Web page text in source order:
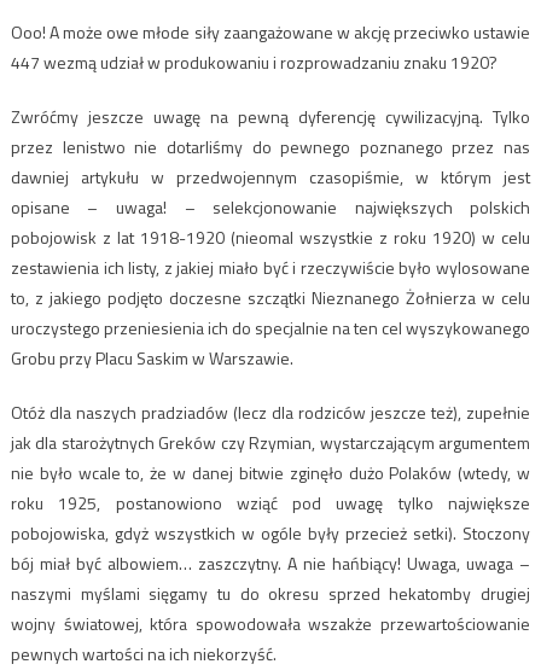
Ooo! A może owe młode siły zaangażowane w akcję przeciwko ustawie
447 wezmą udział w produkowaniu i rozprowadzaniu znaku 1920?
Zwróćmy jeszcze uwagę na pewną dyferencję cywilizacyjną. Tylko
przez lenistwo nie dotarliśmy do pewnego poznanego przez nas
dawniej artykułu w przedwojennym czasopiśmie, w którym jest
opisane – uwaga! – selekcjonowanie największych polskich
pobojowisk z lat 1918-1920 (nieomal wszystkie z roku 1920) w celu
zestawienia ich listy, z jakiej miało być i rzeczywiście było wylosowane
to, z jakiego podjęto doczesne szczątki Nieznanego Żołnierza w celu
uroczystego przeniesienia ich do specjalnie na ten cel wyszykowanego
Grobu przy Placu Saskim w Warszawie.
Otóż dla naszych pradziadów (lecz dla rodziców jeszcze też), zupełnie
jak dla starożytnych Greków czy Rzymian, wystarczającym argumentem
nie było wcale to, że w danej bitwie zginęło dużo Polaków (wtedy, w
roku 1925, postanowiono wziąć pod uwagę tylko największe
pobojowiska, gdyż wszystkich w ogóle były przecież setki). Stoczony
bój miał być albowiem… zaszczytny. A nie hańbiący! Uwaga, uwaga –
naszymi myślami sięgamy tu do okresu sprzed hekatomby drugiej
wojny światowej, która spowodowała wszakże przewartościowanie
pewnych wartości na ich niekorzyść.